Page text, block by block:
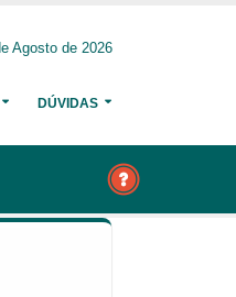
Agosto de 2026
DÚVIDAS